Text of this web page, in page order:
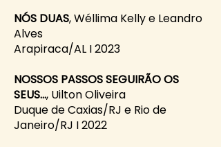
NÓS DUAS, Wéllima Kelly e Leandro
Alves
Arapiraca/AL I 2023
NOSSOS PASSOS SEGUIRÃO OS
SEUS…, Uilton Oliveira
Duque de Caxias/RJ e Rio de
Janeiro/RJ I 2022